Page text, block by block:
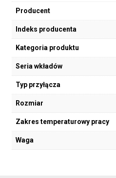
Producent
Indeks producenta
Kategoria produktu
Seria wkładów
Typ przyłącza
Rozmiar
Zakres temperaturowy pracy
Waga